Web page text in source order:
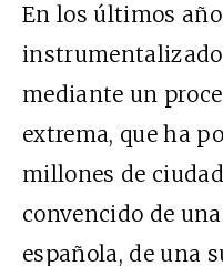
En los últimos
mediante un
extrema, que ha
millones de
convencido de
española, de una